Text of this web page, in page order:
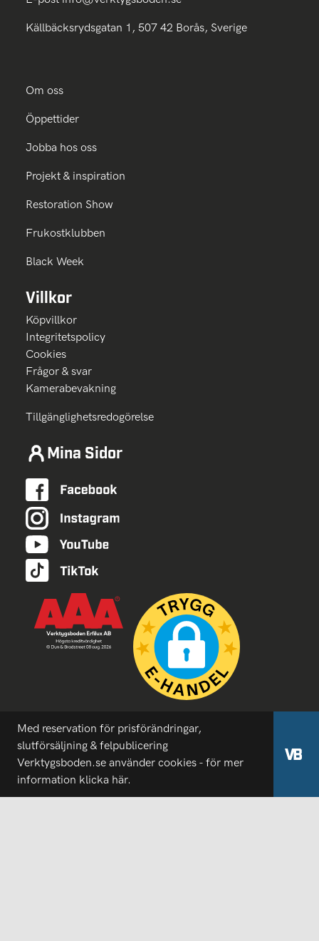
Källbäcksrydsgatan 1, 507 42 Borås, Sverige
Om oss
Öppettider
Jobba hos oss
Projekt & inspiration
Restoration Show
Frukostklubben
Black Week
Villkor
Köpvillkor
Integritetspolicy
Cookies
Frågor & svar
Kamerabevakning
Tillgänglighetsredogörelse
Mina Sidor
Med reservation för prisförändringar,
slutförsäljning & felpublicering
Verktygsboden.se använder cookies - för mer
information klicka här.